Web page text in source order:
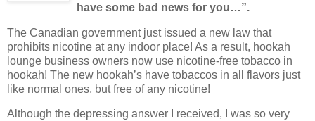
have some bad news for you…”.
The Canadian government just issued a new law that
prohibits nicotine at any indoor place! As a result, hookah
lounge business owners now use nicotine-free tobacco in
hookah! The new hookah’s have tobaccos in all flavors just
like normal ones, but free of any nicotine!
Although the depressing answer I received, I was so very